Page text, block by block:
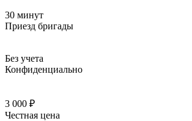
30 минут
Приезд бригады
Без учета
Конфиденциально
3 000 ₽
Честная цена